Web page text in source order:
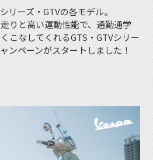
リーズ・GTVの各モデル。
りと高い運動性能で、通勤通学
こなしてくれるGTS・GTVシリー
ンペーンがスタートしました！